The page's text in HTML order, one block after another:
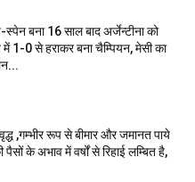
स्पेन बना 16 साल बाद अर्जेन्टीना को
1-0 से हराकर बना चैम्पियन, मेसी का
,गम्भीर रूप से बीमार और जमानत पाये
पैसों के अभाव में वर्षों से रिहाई लम्बित है,